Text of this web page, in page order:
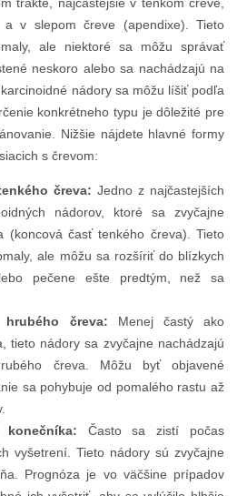
a v slepom čreve (apendixe). Tieto
ale niektoré sa môžu správať
neskoro alebo sa nachádzajú na
nádory sa môžu líšiť podľa
konkrétneho typu je dôležité pre
Nižšie nájdete hlavné formy
s črevom:
čreva: Jedno z najčastejších
nádorov, ktoré sa zvyčajne
(koncová časť tenkého čreva). Tieto
ale môžu sa rozšíriť do blízkych
pečene ešte predtým, než sa
čreva: Menej častý ako
tieto nádory sa zvyčajne nachádzajú
čreva. Môžu byť objavené
sa pohybuje od pomalého rastu až
Často sa zistí počas
vyšetrení. Tieto nádory sú zvyčajne
Prognóza je vo väčšine prípadov